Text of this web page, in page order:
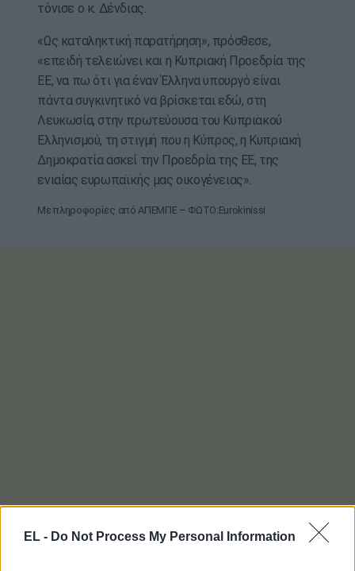
EL - Do Not Process My Personal Information
τόνισε ο κ. Δένδιας.
«Ως καταληκτική παρατήρηση», πρόσθεσε,
«επειδή τελειώνει και η Κυπριακή Προεδρία της
ΕΕ, να πω ότι για έναν Έλληνα υπουργό είναι
πάντα συγκινητικό να βρίσκεται εδώ, στη
Λευκωσία, στην πρωτεύουσα του Κυπριακού
Ελληνισμού, τη στιγμή που η Κύπρος, η Κυπριακή
Δημοκρατία ασκεί την Προεδρία της ΕΕ, της
ενιαίας ευρωπαϊκής μας οικογένειας».
Με πληροφορίες από ΑΠΕΜΠΕ – ΦΩΤΟ:Eurokinissi